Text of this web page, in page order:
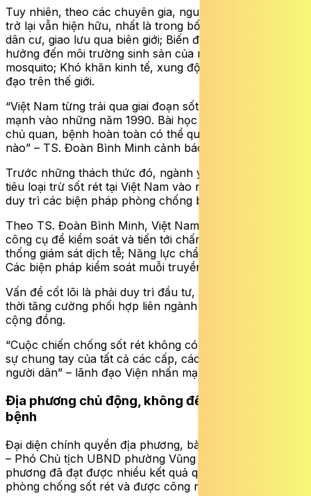
Tuy nhiên, theo các chuyên gia, nguy cơ sốt rét quay
trở lại vẫn hiện hữu, nhất là trong bối cảnh: Di biến động
dân cư, giao lưu qua biên giới; Biến đổi khí hậu ảnh
hưởng đến môi trường sinh sản của muỗi Anopheles
mosquito; Khó khăn kinh tế, xung đột và yếu tố nhân
đạo trên thế giới.
“Việt Nam từng trải qua giai đoạn sốt rét bùng phát
mạnh vào những năm 1990. Bài học đó cho thấy nếu
chủ quan, bệnh hoàn toàn có thể quay trở lại bất cứ lúc
nào” – TS. Đoàn Bình Minh cảnh báo.
Trước những thách thức đó, ngành y tế xác định mục
tiêu loại trừ sốt rét tại Việt Nam vào năm 2030, đồng thời
duy trì các biện pháp phòng chống bền vững.
Theo TS. Đoàn Bình Minh, Việt Nam hiện đã có đầy đủ
công cụ để kiểm soát và tiến tới chấm dứt bệnh: Hệ
thống giám sát dịch tễ; Năng lực chẩn đoán, điều trị;
Các biện pháp kiểm soát muỗi truyền bệnh…
Vấn đề cốt lõi là phải duy trì đầu tư, không lơ là, đồng
thời tăng cường phối hợp liên ngành và sự tham gia của
cộng đồng.
“Cuộc chiến chống sốt rét không có biên giới, vì vậy cần
sự chung tay của tất cả các cấp, các ngành và mỗi
người dân” – lãnh đạo Viện nhấn mạnh.
Địa phương chủ động, không để phát sinh ca
bệnh
Đại diện chính quyền địa phương, bà Trần Thị Bích Vân
– Phó Chủ tịch UBND phường Vũng Tàu – cho biết, địa
phương đã đạt được nhiều kết quả quan trọng trong
phòng chống sốt rét và được công nhận loại trừ bệnh.